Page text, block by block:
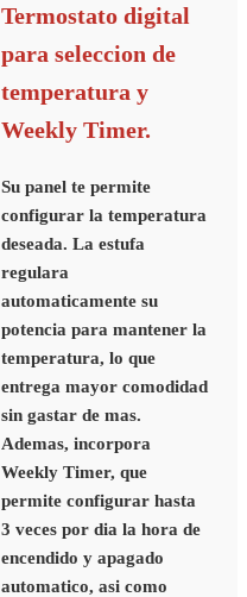
Termostato digital
para seleccion de
temperatura y
Weekly Timer.
Su panel te permite
configurar la temperatura
deseada. La estufa
regulara
automaticamente su
potencia para mantener la
temperatura, lo que
entrega mayor comodidad
sin gastar de mas.
Ademas, incorpora
Weekly Timer, que
permite configurar hasta
3 veces por dia la hora de
encendido y apagado
automatico, asi como